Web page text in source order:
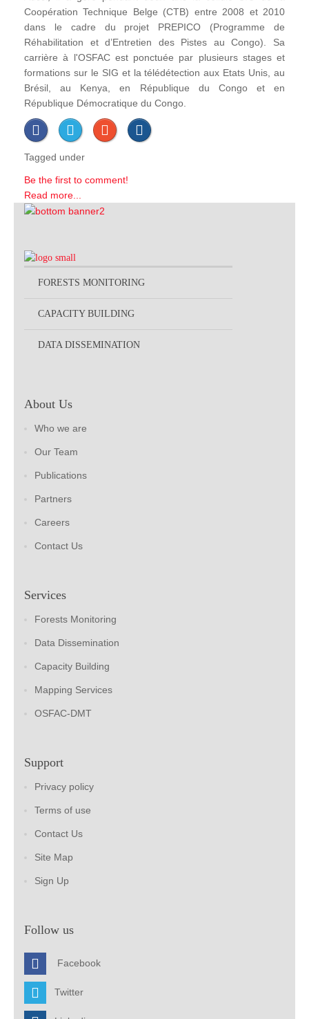
Coopération Technique Belge (CTB) entre 2008 et 2010
dans le cadre du projet PREPICO (Programme de
Réhabilitation et d’Entretien des Pistes au Congo). Sa
carrière à l'OSFAC est ponctuée par plusieurs stages et
formations sur le SIG et la télédétection aux Etats Unis, au
Brésil, au Kenya, en République du Congo et en
République Démocratique du Congo.
Tagged under
Be the first to comment!
Read more...
FORESTS MONITORING
CAPACITY BUILDING
DATA DISSEMINATION
About Us
Who we are
Our Team
Publications
Partners
Careers
Contact Us
Services
Forests Monitoring
Data Dissemination
Capacity Building
Mapping Services
OSFAC-DMT
Support
Privacy policy
Terms of use
Contact Us
Site Map
Sign Up
Follow us
Facebook
Twitter